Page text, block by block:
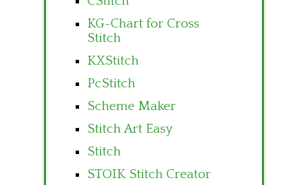
KG-Chart for Cross
Stitch
KXStitch
PcStitch
Scheme Maker
Stitch Art Easy
Stitch
STOIK Stitch Creator